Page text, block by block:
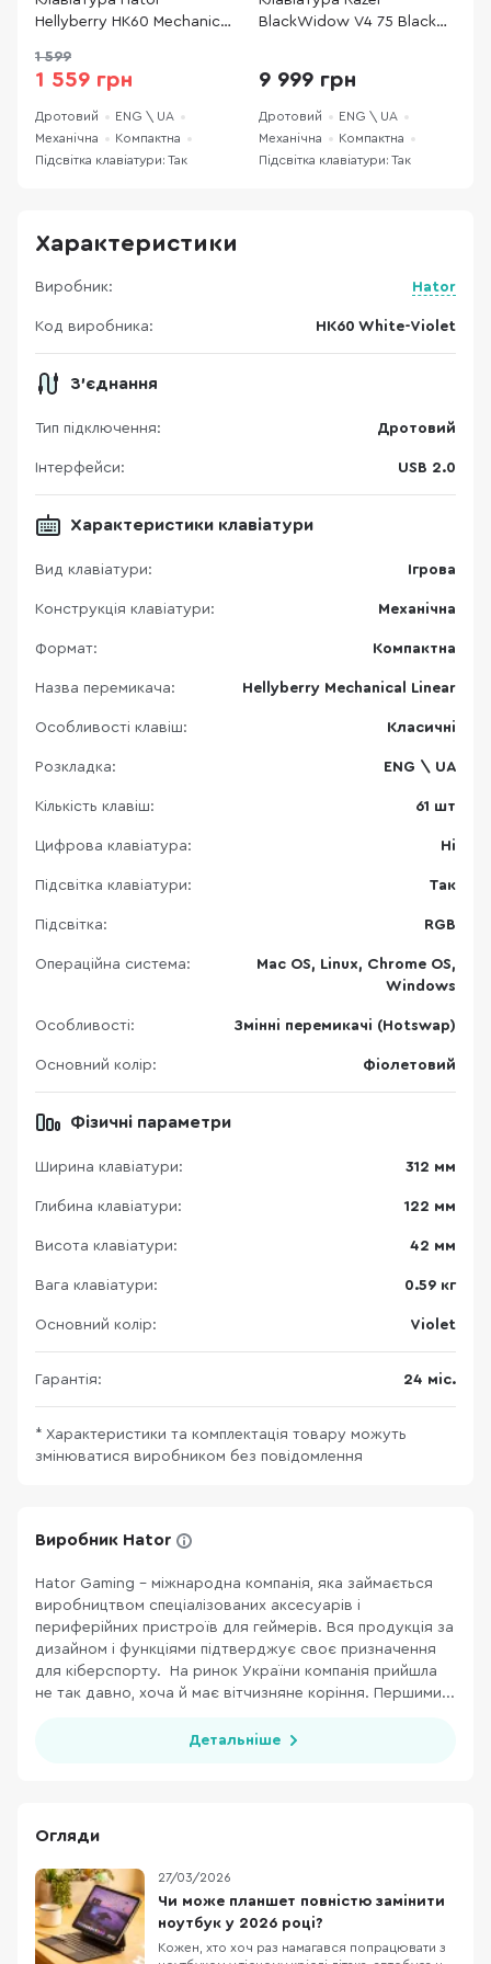
Hellyberry HK60 Mechanical
(HK60 White-Violet)
1 599
1 559 грн
Дротовий
ENG \ UA
Механічна
Компактна
Підсвітка клавіатури: Так
BlackWidow V4 75 Black
9 999 грн
Дротовий
ENG \ UA
Механічна
Компактна
Підсвітка клавіатури: Так
Характеристики
Виробник: Hator
Код виробника: HK60 White-Violet
З'єднання
Тип підключення: Дротовий
Інтерфейси: USB 2.0
Характеристики клавіатури
Вид клавіатури: Ігрова
Конструкція клавіатури: Механічна
Формат: Компактна
Назва перемикача: Hellyberry Mechanical Linear
Особливості клавіш: Класичні
Розкладка: ENG \ UA
Кількість клавіш: 61 шт
Цифрова клавіатура: Ні
Підсвітка клавіатури: Так
Підсвітка: RGB
Операційна система:
Mac OS, Linux, Chrome OS,
Windows
Особливості: Змінні перемикачі (Hotswap)
Основний колір: Фіолетовий
Фізичні параметри
Ширина клавіатури: 312 мм
Глибина клавіатури: 122 мм
Висота клавіатури: 42 мм
Вага клавіатури: 0.59 кг
Основний колір: Violet
Гарантія: 24 міс.
* Характеристики та комплектація товару можуть
змінюватися виробником без повідомлення
Виробник Hator
Hator Gaming - міжнародна компанія, яка займається
виробництвом спеціалізованих аксесуарів і
периферійних пристроїв для геймерів. Вся продукція за
дизайном і функціями підтверджує своє призначення
для кіберспорту. На ринок України компанія прийшла
не так давно, хоча й має вітчизняне коріння. Першими...
Детальніше
Огляди
27/03/2026
Чи може планшет повністю замінити
ноутбук у 2026 році?
Кожен, хто хоч раз намагався попрацювати з